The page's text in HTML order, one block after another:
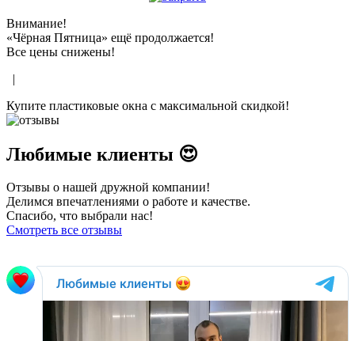
Внимание!
«Чёрная Пятница» ещё продолжается!
Все цены снижены!
|
Купите пластиковые окна с максимальной скидкой!
Любимые клиенты 😍
Отзывы о нашей дружной компании!
Делимся впечатлениями о работе и качестве.
Спасибо, что выбрали нас!
Смотреть все отзывы